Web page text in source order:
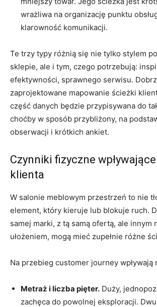
wrażliwa na organizację punktu
klarowność komunikacji.
Te trzy typy różnią się nie tylko stylem
sklepie, ale i tym, czego potrzebują:
efektywności, sprawnego serwisu.
zaprojektowane mapowanie ścieżki
część danych będzie przypisywana do
choćby w sposób przybliżony, na
obserwacji i krótkich ankiet.
Czynniki fizyczne
klienta
W salonie meblowym przestrzeń to nie
element, który kieruje lub blokuje ruch.
samej marki, z tą samą ofertą, ale innym
ułożeniem, mogą mieć zupełnie różne
Na przebieg customer journey wpływają
Metraż i liczba pięter. Duży,
zachęca do powolnej eksploracji.